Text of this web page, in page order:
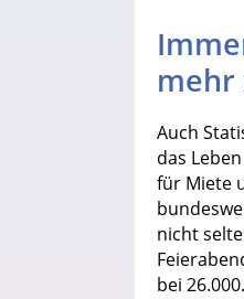
mehr
Auch
das
für Miete
nicht
bei 26.000.